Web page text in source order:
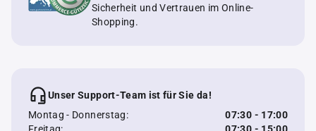
Sicherheit und Vertrauen im Online-
Shopping.
Unser Support-Team ist für Sie da!
Montag - Donnerstag:
07:30 - 17:00